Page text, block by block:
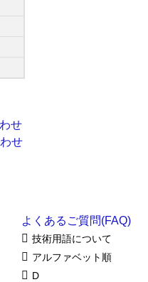
よくあるご質問(FAQ)
技術用語について
アルファベット順
D